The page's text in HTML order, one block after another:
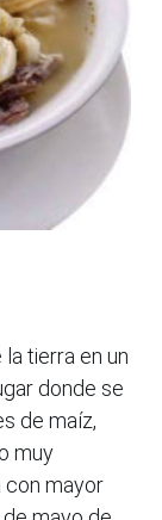
tierra en un
donde se
de maíz,
muy
con mayor